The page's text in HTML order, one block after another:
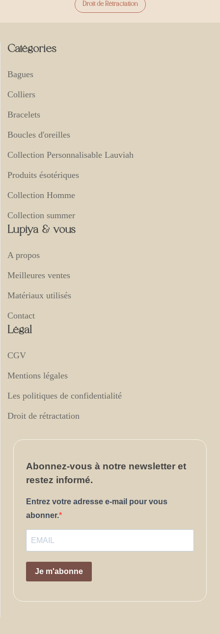
Droit de Rétractation
Catégories
Bagues
Colliers
Bracelets
Boucles d'oreilles
Collection Personnalisable Lauviah
Produits ésotériques
Collection Homme
Collection summer
Lupiya & vous
A propos
Meilleures ventes
Matériaux utilisés
Contact
Légal
CGV
Mentions légales
Les politiques de confidentialité
Droit de rétractation
Abonnez-vous à notre newsletter et
restez informé.
Entrez votre adresse e-mail pour vous
abonner.
Je m'abonne